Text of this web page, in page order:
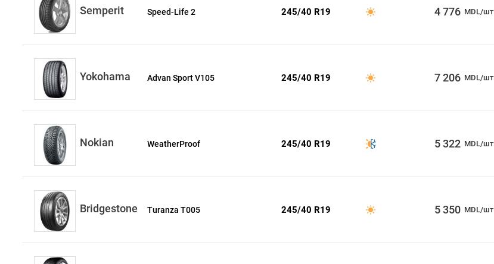
Semperit Speed-Life 2 245/40 R19 4 776 MDL/шт
Yokohama Advan Sport V105 245/40 R19 7 206 MDL/шт
Nokian WeatherProof 245/40 R19 5 322 MDL/шт
Bridgestone Turanza T005 245/40 R19 5 350 MDL/шт